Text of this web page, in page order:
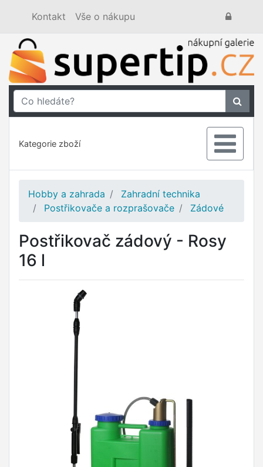
Kontakt Vše o nákupu
Kategorie zboží
Hobby a zahrada
Zahradní technika
Postřikovače a rozprašovače
Zádové
Postřikovač zádový - Rosy
16 l